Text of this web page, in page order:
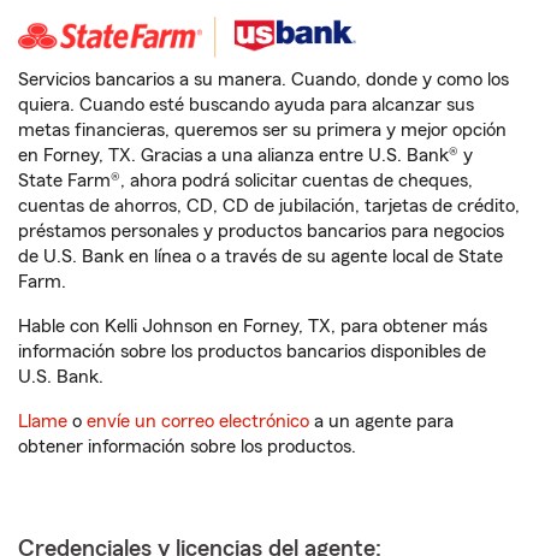
Servicios bancarios a su manera. Cuando, donde y como los
quiera. Cuando esté buscando ayuda para alcanzar sus
metas financieras, queremos ser su primera y mejor opción
en Forney, TX. Gracias a una alianza entre U.S. Bank® y
State Farm®, ahora podrá solicitar cuentas de cheques,
cuentas de ahorros, CD, CD de jubilación, tarjetas de crédito,
préstamos personales y productos bancarios para negocios
de U.S. Bank en línea o a través de su agente local de State
Farm.
Hable con Kelli Johnson en Forney, TX, para obtener más
información sobre los productos bancarios disponibles de
U.S. Bank.
Llame o envíe un correo electrónico a un agente para
obtener información sobre los productos.
Credenciales y licencias del agente: